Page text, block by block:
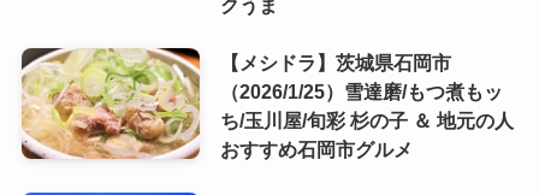
クうま
【メシドラ】茨城県石岡市
（2026/1/25）雪達磨/もつ煮もッ
ち/玉川屋/旬彩 杉の子 ＆ 地元の人
おすすめ石岡市グルメ